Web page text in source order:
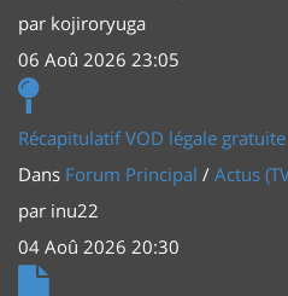
par kojiroryuga
06 Aoû 2026 23:05
Récapitulatif VOD légale
Dans Forum Principal / Actus
par inu22
04 Aoû 2026 20:30